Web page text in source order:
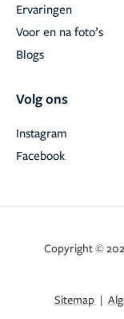
Ervaringen
Voor en na foto’s
Blogs
Volg ons
Facebook
Instagram
Copyright ©
Sitemap |